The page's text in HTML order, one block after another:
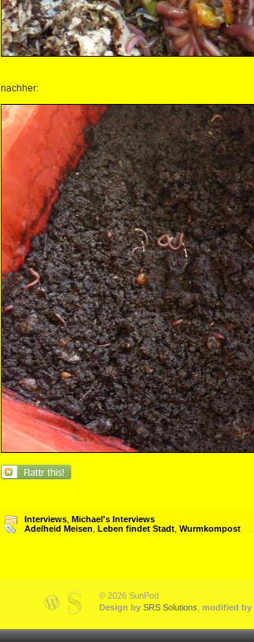
nachher:
Interviews Michael's Interviews
Adelheid Meisen Leben findet Stadt Wurmkompost
© 2026 SunPod
Design by SRS Solutions modified by